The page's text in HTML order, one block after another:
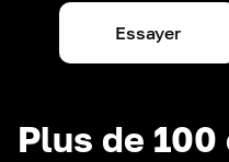
Essayer
Plus de